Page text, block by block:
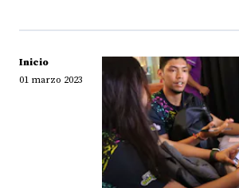
Inicio
01 marzo 2023